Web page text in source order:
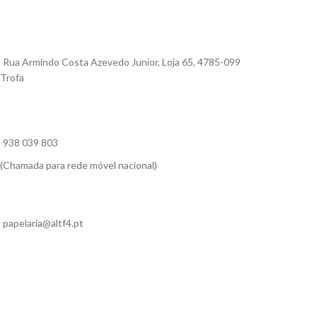
Rua Armindo Costa Azevedo Junior, Loja 65, 4785-099
Trofa
938 039 803
(Chamada para rede móvel nacional)
papelaria@altf4.pt